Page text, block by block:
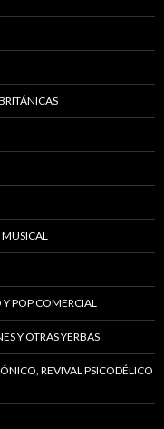
MUSICAL
POP COMERCIAL
Y OTRAS YERBAS
REVIVAL PSICODÉLICO